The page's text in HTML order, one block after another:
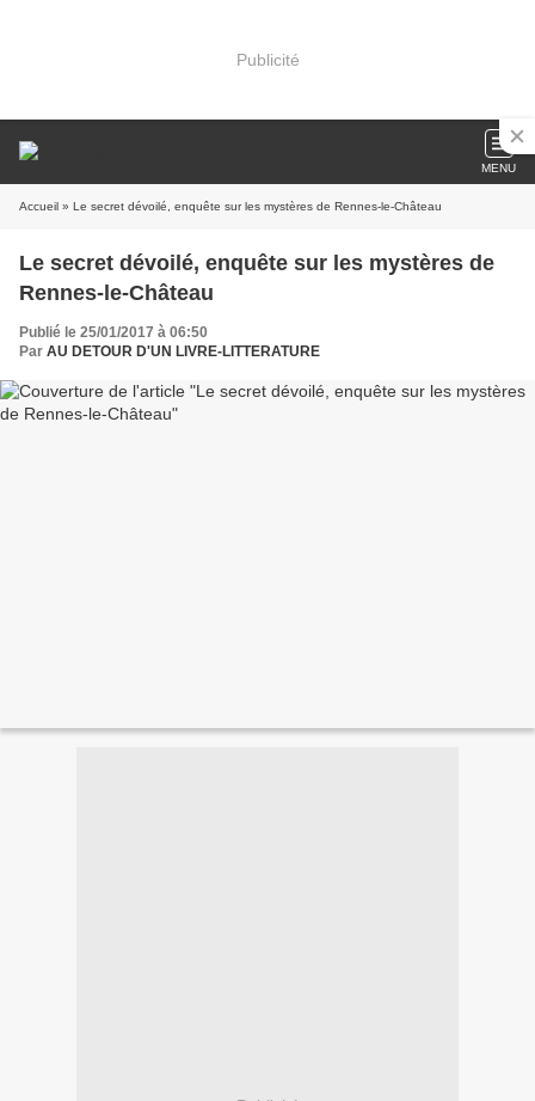
Publicité
MENU
Accueil » Le secret dévoilé, enquête sur les mystères de Rennes-le-Château
Le secret dévoilé, enquête sur les mystères de
Rennes-le-Château
Publié le 25/01/2017 à 06:50
Par AU DETOUR D'UN LIVRE-LITTERATURE